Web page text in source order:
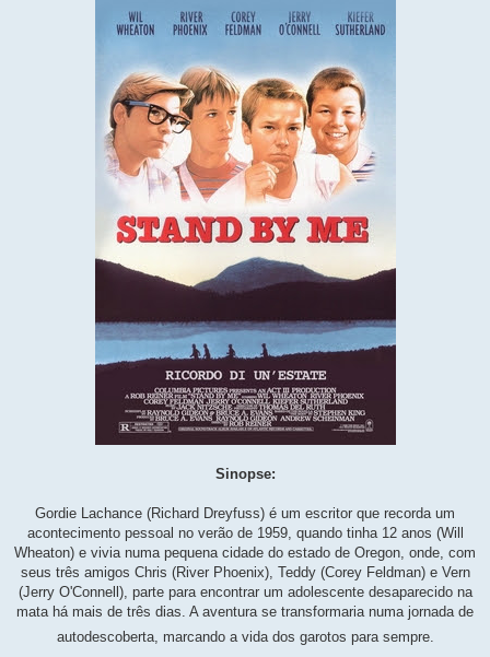
Sinopse:
Gordie Lachance (Richard Dreyfuss) é um escritor que recorda um
acontecimento pessoal no verão de 1959, quando tinha 12 anos (Will
Wheaton) e vivia numa pequena cidade do estado de Oregon, onde, com
seus três amigos Chris (River Phoenix), Teddy (Corey Feldman) e Vern
(Jerry O'Connell), parte para encontrar um adolescente desaparecido na
mata há mais de três dias. A aventura se transformaria numa jornada de
autodescoberta, marcando a vida dos garotos para sempre.